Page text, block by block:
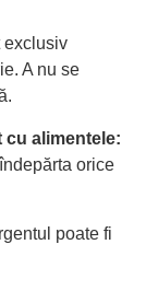
exclusiv
A nu se
cu alimentele:
orice
poate fi